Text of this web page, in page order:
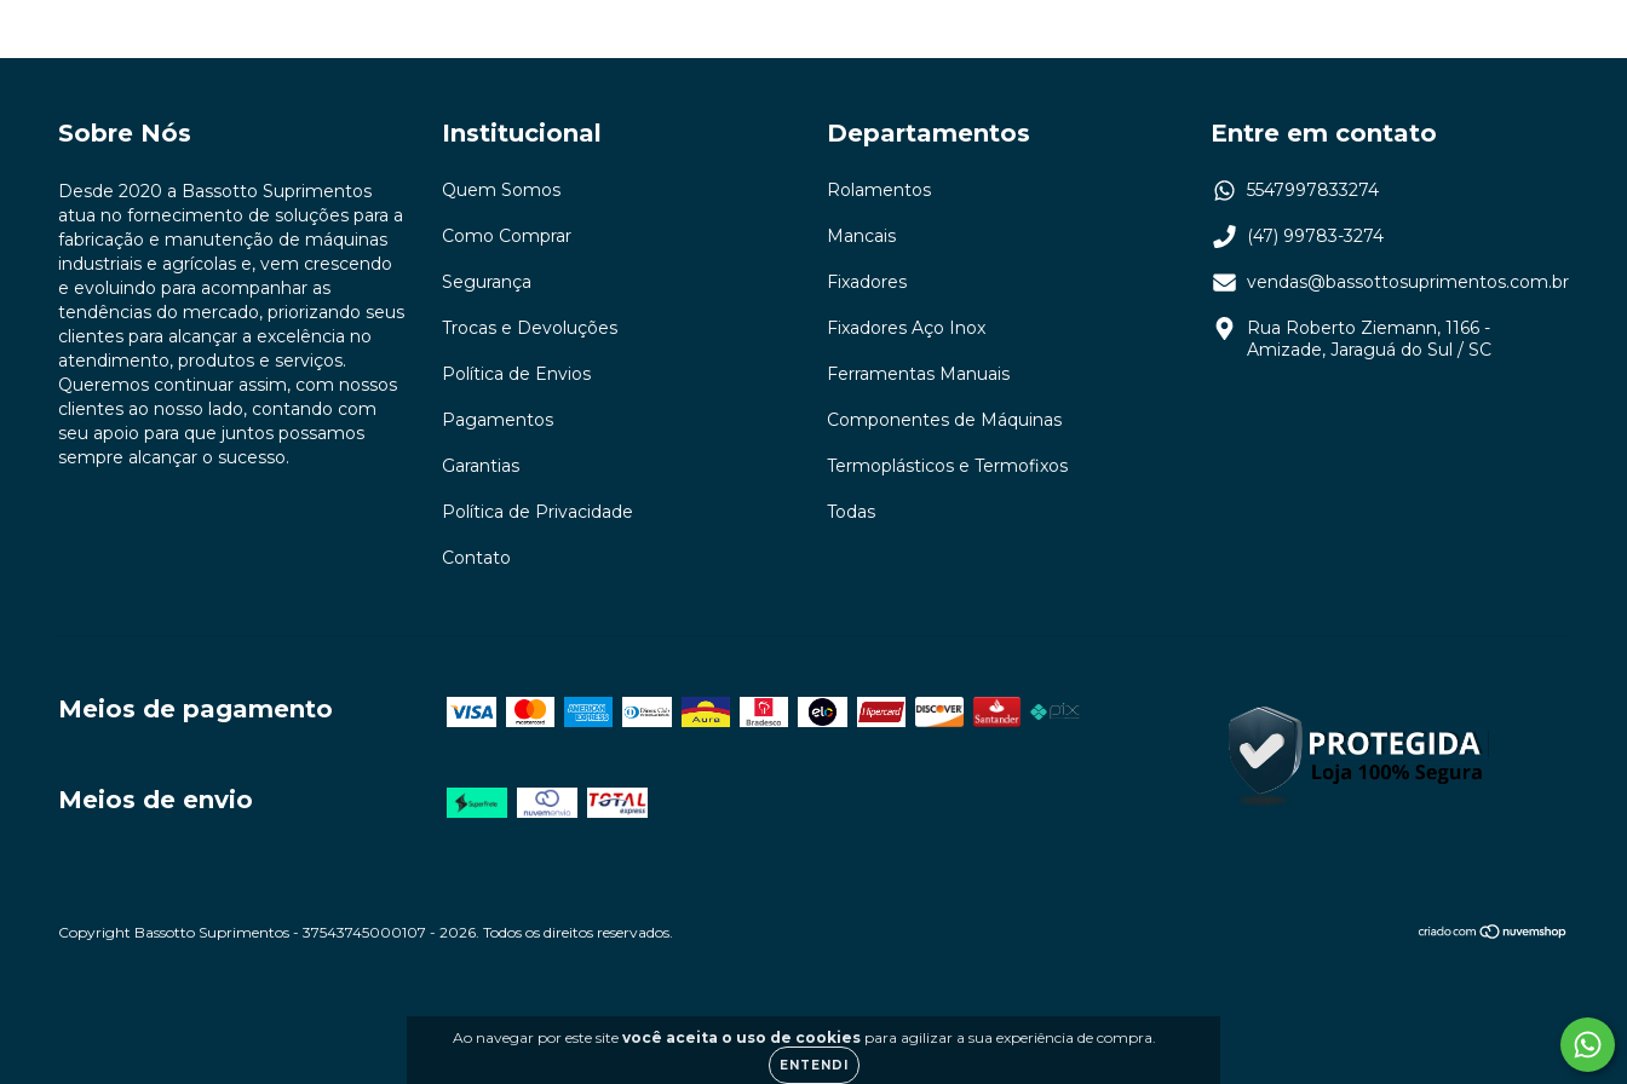
Ao navegar por este site você aceita o uso de cookiespara agilizar a sua experiência de compra.
ENTENDI
Sobre Nós
Desde 2020 a Bassotto Suprimentos
atua no fornecimento de soluções para a
fabricação e manutenção de máquinas
industriais e agrícolas e, vem crescendo
e evoluindo para acompanhar as
tendências do mercado, priorizando seus
clientes para alcançar a excelência no
atendimento, produtos e serviços.
Queremos continuar assim, com nossos
clientes ao nosso lado, contando com
seu apoio para que juntos possamos
sempre alcançar o sucesso.
Institucional
Quem Somos
Como Comprar
Segurança
Trocas e Devoluções
Política de Envios
Pagamentos
Garantias
Política de Privacidade
Contato
Departamentos
Rolamentos
Mancais
Fixadores
Fixadores Aço Inox
Ferramentas Manuais
Componentes de Máquinas
Termoplásticos e Termofixos
Todas
Entre em contato
5547997833274
(47) 99783-3274
vendas@bassottosuprimentos.com.br
Rua Roberto Ziemann, 1166 -
Amizade, Jaraguá do Sul / SC
Meios de pagamento
Meios de envio
Copyright Bassotto Suprimentos - 37543745000107 - 2026. Todos os direitos reservados.